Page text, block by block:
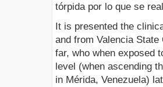
tórpida por lo que se
It is presented the
and from Valencia
far, who when exposed
level (when ascending
in Mérida, Venezuela)